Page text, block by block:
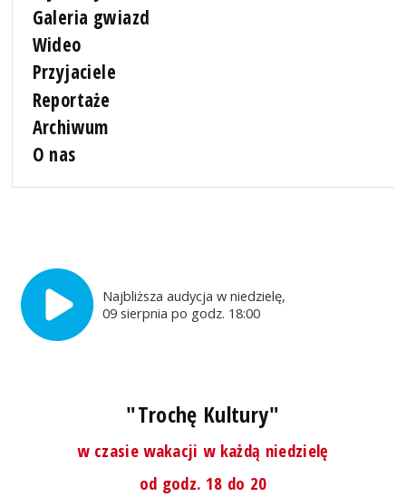
Galeria gwiazd
Wideo
Przyjaciele
Reportaże
Archiwum
O nas
Najbliższa audycja w niedzielę,
09 sierpnia po godz. 18:00
"Trochę Kultury"
w czasie wakacji w każdą niedzielę
od godz. 18 do 20